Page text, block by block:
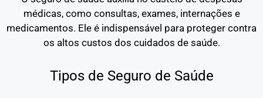
médicas, como consultas, exames, internações e
medicamentos. Ele é indispensável para proteger contra
os altos custos dos cuidados de saúde.
Tipos de Seguro de Saúde